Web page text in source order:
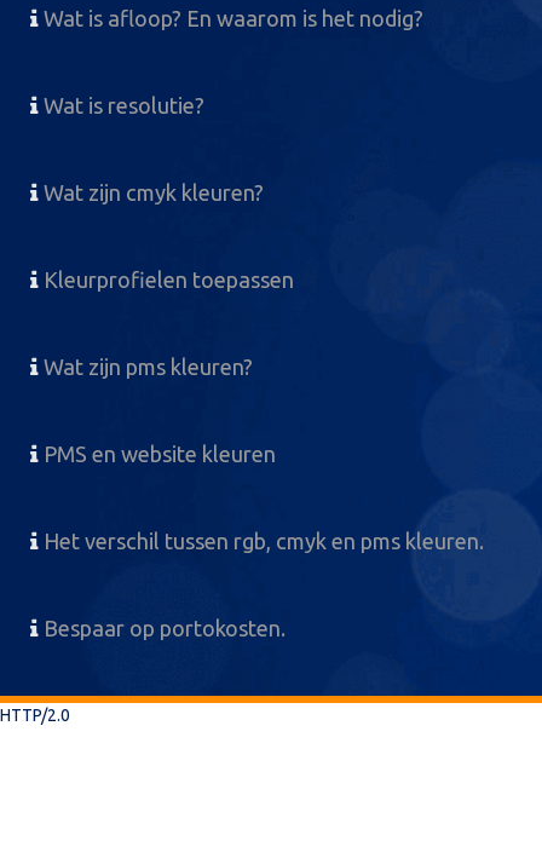
Wat is afloop? En waarom is het nodig?
Wat is resolutie?
Wat zijn cmyk kleuren?
Kleurprofielen toepassen
Wat zijn pms kleuren?
PMS en website kleuren
Het verschil tussen rgb, cmyk en pms kleuren.
Bespaar op portokosten.
HTTP/2.0